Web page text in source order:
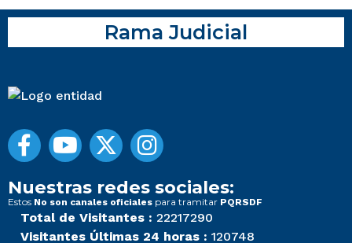
Rama Judicial
Nuestras redes sociales:
Estos No son canales oficiales para tramitar PQRSDF
Total de Visitantes : 22217290
Visitantes Últimas 24 horas : 120748